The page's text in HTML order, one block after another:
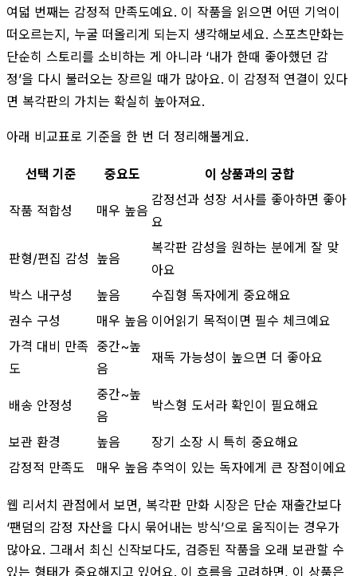
여덟 번째는 감정적 만족도예요. 이 작품을 읽으면 어떤 기억이
떠오르는지, 누굴 떠올리게 되는지 생각해보세요. 스포츠만화는
단순히 스토리를 소비하는 게 아니라 ‘내가 한때 좋아했던 감
정’을 다시 불러오는 장르일 때가 많아요. 이 감정적 연결이 있다
면 복각판의 가치는 확실히 높아져요.
아래 비교표로 기준을 한 번 더 정리해볼게요.
선택 기준 중요도 이 상품과의 궁합
작품 적합성 매우 높음
감정선과 성장 서사를 좋아하면 좋아
요
판형/편집 감성 높음
복각판 감성을 원하는 분에게 잘 맞
아요
박스 내구성
높음
수집형 독자에게 중요해요
권수 구성
매우 높음 이어읽기 목적이면 필수 체크예요
가격 대비 만족
도
중간~높
음
재독 가능성이 높으면 더 좋아요
배송 안정성
중간~높
음
박스형 도서라 확인이 필요해요
보관 환경 높음
장기 소장 시 특히 중요해요
감정적 만족도
매우 높음 추억이 있는 독자에게 큰 장점이에요
웹 리서치 관점에서 보면, 복각판 만화 시장은 단순 재출간보다
‘팬덤의 감정 자산을 다시 묶어내는 방식’으로 움직이는 경우가
많아요. 그래서 최신 신작보다도, 검증된 작품을 오래 보관할 수
있는 형태가 중요해지고 있어요. 이 흐름을 고려하면, 이 상품은